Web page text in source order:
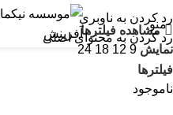
رد کردن به ناوبری
رد کردن به محتوای اصلی
منو
مشاهده فیلترها
نمایش 9
12
18
24
فیلترها
ناموجود